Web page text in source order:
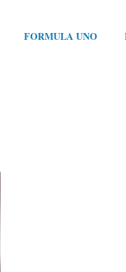
FORMULA UNO